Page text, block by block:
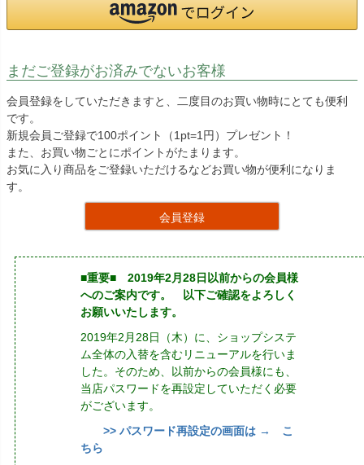
まだご登録がお済みでないお客様
会員登録をしていただきますと、二度目のお買い物時にとても便利
です。
新規会員ご登録で100ポイント（1pt=1円）プレゼント！
また、お買い物ごとにポイントがたまります。
お気に入り商品をご登録いただけるなどお買い物が便利になりま
す。
会員登録
■重要■ 2019年2月28日以前からの会員様
へのご案内です。 以下ご確認をよろしく
お願いいたします。
2019年2月28日（木）に、ショップシステ
ム全体の入替を含むリニューアルを行いま
した。そのため、以前からの会員様にも、
当店パスワードを再設定していただく必要
がございます。
>> パスワード再設定の画面は → こ
ちら